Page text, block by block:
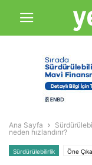
Ana Sayfa
neden hızlandırır?
Sürdürülebilirlik Öne